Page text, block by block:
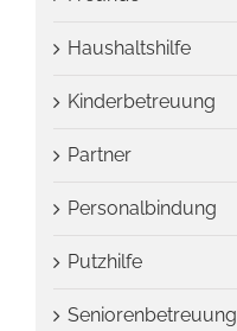
Haushaltshilfe
Kinderbetreuung
Partner
Personalbindung
Putzhilfe
Seniorenbetreuung